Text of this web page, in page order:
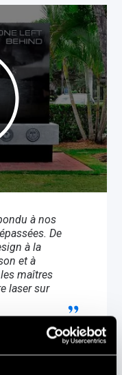
à nos
De
à la
et à
maîtres
laser sur
des anciens